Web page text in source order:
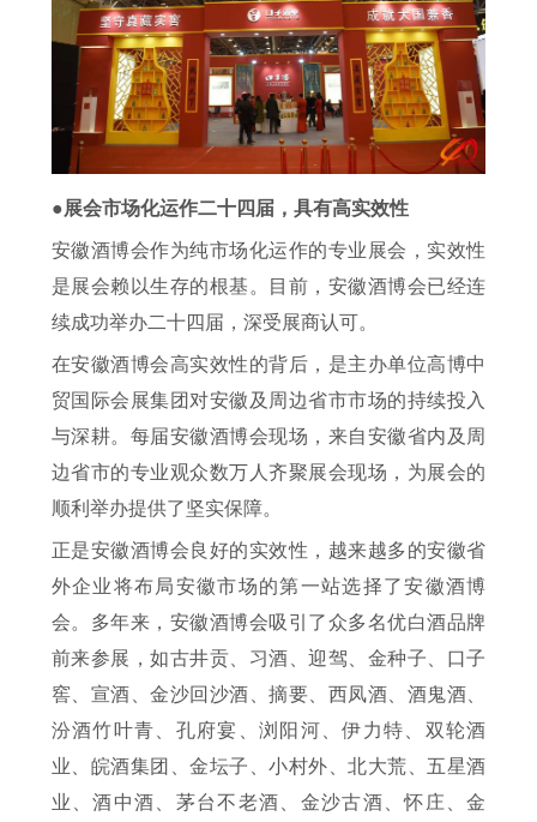
●展会市场化运作二十四届，具有高实效性
安徽酒博会作为纯市场化运作的专业展会，实效性
是展会赖以生存的根基。目前，安徽酒博会已经连
续成功举办二十四届，深受展商认可。
在安徽酒博会高实效性的背后，是主办单位高博中
贸国际会展集团对安徽及周边省市市场的持续投入
与深耕。每届安徽酒博会现场，来自安徽省内及周
边省市的专业观众数万人齐聚展会现场，为展会的
顺利举办提供了坚实保障。
正是安徽酒博会良好的实效性，越来越多的安徽省
外企业将布局安徽市场的第一站选择了安徽酒博
会。多年来，安徽酒博会吸引了众多名优白酒品牌
前来参展，如古井贡、习酒、迎驾、金种子、口子
窖、宣酒、金沙回沙酒、摘要、西凤酒、酒鬼酒、
汾酒竹叶青、孔府宴、浏阳河、伊力特、双轮酒
业、皖酒集团、金坛子、小村外、北大荒、五星酒
业、酒中酒、茅台不老酒、金沙古酒、怀庄、金